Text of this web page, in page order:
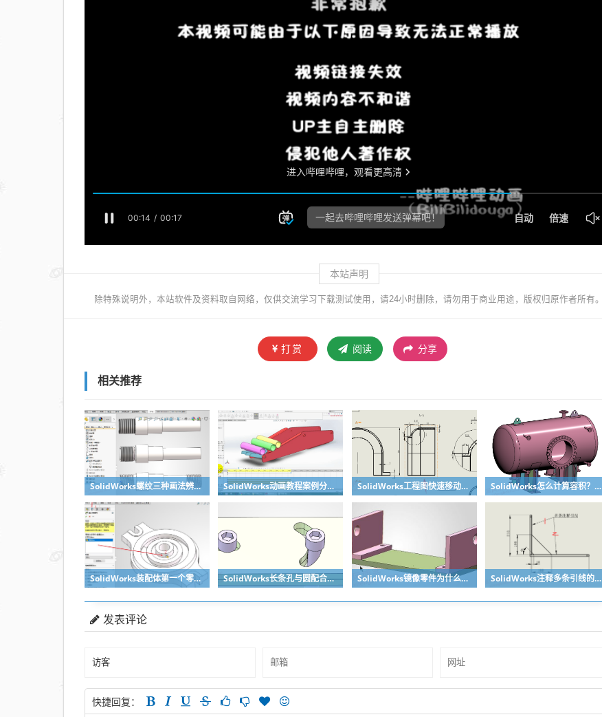
本站声明
除特殊说明外，本站软件及资料取自网络，仅供交流学习下载测试使用，请24小时删除，请勿用于商业用途，版权归原作者所有。
打赏 阅读 分享
相关推荐
SolidWorks螺纹三种画法辨析异同：装饰螺纹线、螺柱向导、螺纹特征 SolidWorks动画教程案例分享之圆管分料动画，重力自然滑落 SolidWorks工程图快速移动视图位置技巧，溪风实战分享 SolidWorks怎么计算容积？容器的体积？
SolidWorks装配体第一个零件怎么固定到中心原点？90%的人一开始就做错了 SolidWorks长条孔与圆配合，槽口与圆配合超快方法 SolidWorks镜像零件为什么不对称？镜像命令使用详解 SolidWorks注释多条引线的方法步骤
发表评论
快捷回复：